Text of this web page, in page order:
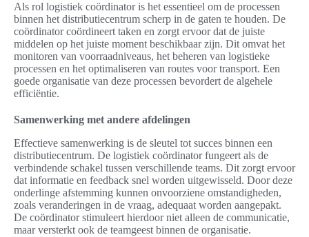
Als rol logistiek coördinator is het essentieel om de processen
binnen het distributiecentrum scherp in de gaten te houden. De
coördinator coördineert taken en zorgt ervoor dat de juiste
middelen op het juiste moment beschikbaar zijn. Dit omvat het
monitoren van voorraadniveaus, het beheren van logistieke
processen en het optimaliseren van routes voor transport. Een
goede organisatie van deze processen bevordert de algehele
efficiëntie.
Samenwerking met andere afdelingen
Effectieve samenwerking is de sleutel tot succes binnen een
distributiecentrum. De logistiek coördinator fungeert als de
verbindende schakel tussen verschillende teams. Dit zorgt ervoor
dat informatie en feedback snel worden uitgewisseld. Door deze
onderlinge afstemming kunnen onvoorziene omstandigheden,
zoals veranderingen in de vraag, adequaat worden aangepakt.
De coördinator stimuleert hierdoor niet alleen de communicatie,
maar versterkt ook de teamgeest binnen de organisatie.